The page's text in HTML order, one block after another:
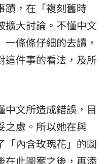
蹟，在「複刻舊時
擴大討論。不懂中文
條條仔細的去讀，
這件事的看法，及所
中文所造成錯誤，目
之處。所以她在與
內含玫瑰花」的圖
在此圖案之後，再添